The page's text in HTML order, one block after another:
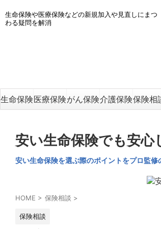
生命保険や医療保険などの新規加入や見直しにまつ
わる疑問を解消
生命保険医療保険がん保険介護保険保険相
安い生命保険でも安
安い生命保険を選ぶ際のポイントをプロ監修
HOME > 保険相談 >
保険相談